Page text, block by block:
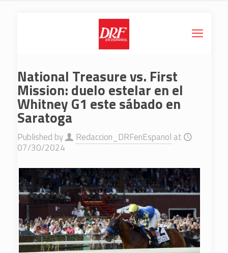
National Treasure vs. First
Mission: duelo estelar en el
Whitney G1 este sábado en
Saratoga
Published by Redaccion_DRFenEspanol at
07/30/2024